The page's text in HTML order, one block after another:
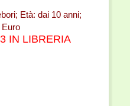
Età: dai 10 anni;
Euro
IN LIBRERIA